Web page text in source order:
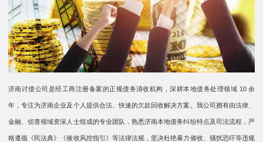
济南讨债公司是经工商注册备案的正规债务清收机构，深耕本地债务处理领域 10 余
年，专注为济南企业及个人提供合法、快速的欠款回收解决方案。我公司拥有由法律、
金融、侦查领域资深人士组成的专业团队，熟悉济南本地债务纠纷特点及司法流程，严
格遵循《民法典》《催收风控指引》等法律法规，坚决杜绝暴力催收、骚扰恐吓等违规